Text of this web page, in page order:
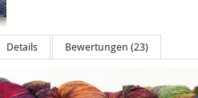
Details Bewertungen (23)